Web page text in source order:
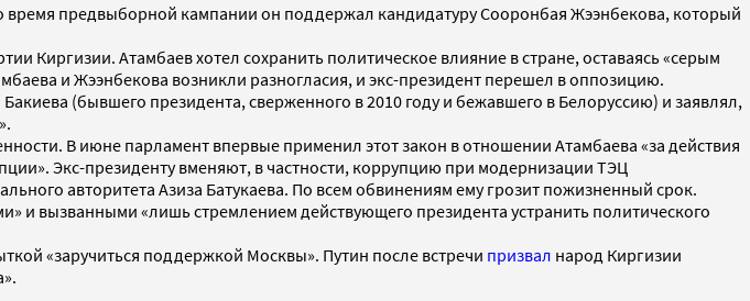
предвыборной кампании он поддержал кандидатуру Сооронбая Жээнбекова, который
Киргизии. Атамбаев хотел сохранить политическое влияние в стране, оставаясь «серым
и Жээнбекова возникли разногласия, и экс-президент перешел в оппозицию.
(бывшего президента, сверженного в 2010 году и бежавшего в Белоруссию) и заявлял,
В июне парламент впервые применил этот закон в отношении Атамбаева «за действия
Экс-президенту вменяют, в частности, коррупцию при модернизации ТЭЦ
авторитета Азиза Батукаева. По всем обвинениям ему грозит пожизненный срок.
и вызванными «лишь стремлением действующего президента устранить политического
«заручиться поддержкой Москвы». Путин после встречи призвал народ Киргизии